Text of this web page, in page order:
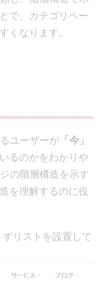
で、カテゴリペー
くなります。
ユーザーが 「今」
るのかをわかりや
の階層構造を示す
を理解するのに役
リストを設置して